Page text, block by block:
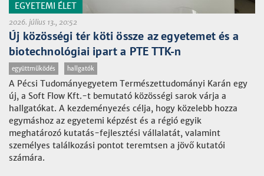
EGYETEMI ÉLET
2026. július 13., 20:52
Új közösségi tér köti össze az egyetemet és a
biotechnológiai ipart a PTE TTK-n
együttműködés hallgatók
A Pécsi Tudományegyetem Természettudományi Karán egy
új, a Soft Flow Kft.-t bemutató közösségi sarok várja a
hallgatókat. A kezdeményezés célja, hogy közelebb hozza
egymáshoz az egyetemi képzést és a régió egyik
meghatározó kutatás-fejlesztési vállalatát, valamint
személyes találkozási pontot teremtsen a jövő kutatói
számára.